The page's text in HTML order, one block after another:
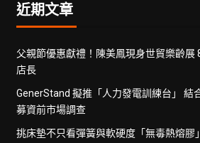
近期文章
父親節優惠獻禮！陳美鳳現身世貿樂齡展
店長
GenerStand 擬推「人力發電訓練台」 結
募資前市場調查
挑床墊不只看彈簧與軟硬度「無毒熱熔膠